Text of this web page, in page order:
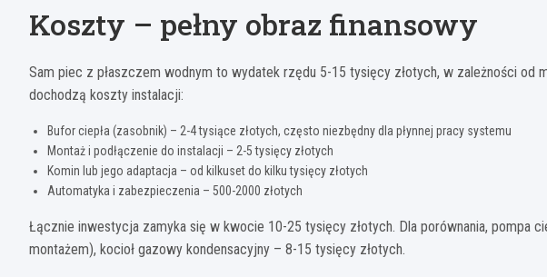
Koszty – pełny obraz finansowy
Sam piec z płaszczem wodnym to wydatek rzędu 5-15 tysięcy złotych, w zależności od
dochodzą koszty instalacji:
Bufor ciepła (zasobnik) – 2-4 tysiące złotych, często niezbędny dla płynnej pracy systemu
Montaż i podłączenie do instalacji – 2-5 tysięcy złotych
Komin lub jego adaptacja – od kilkuset do kilku tysięcy złotych
Automatyka i zabezpieczenia – 500-2000 złotych
Łącznie inwestycja zamyka się w kwocie 10-25 tysięcy złotych. Dla porównania, pompa
montażem), kocioł gazowy kondensacyjny – 8-15 tysięcy złotych.